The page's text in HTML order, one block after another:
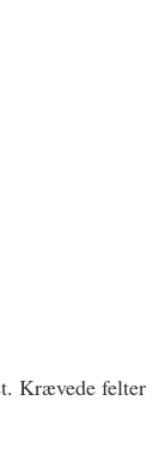
Krævede felter